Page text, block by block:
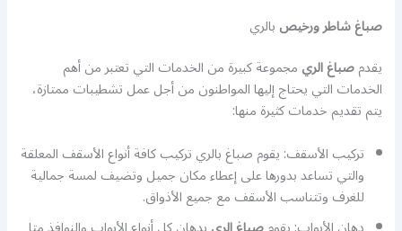
صباغ شاطر ورخيصبالري
يقدمصباغ الريمجموعة كبيرة من الخدمات التي تعتبر من أهم
الخدمات التي يحتاج إليها المواطنون من أجل عمل تشطيبات ممتازة،
يتم تقديم خدمات كثيرة منها:
تركيب الأسقف: يقوم صباغ بالري تركيب كافة أنواع الأسقف المعلقة
والتي تساعد بدورها على إعطاء مكان جميل وتضيف لمسة جمالية
للغرف وتتناسب الأسقف مع جميع الأذواق.